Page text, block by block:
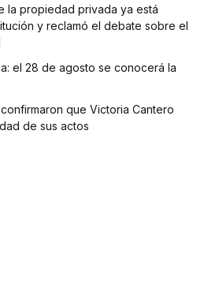
la propiedad privada ya está
y reclamó el debate sobre el
el 28 de agosto se conocerá la
que Victoria Cantero
de sus actos